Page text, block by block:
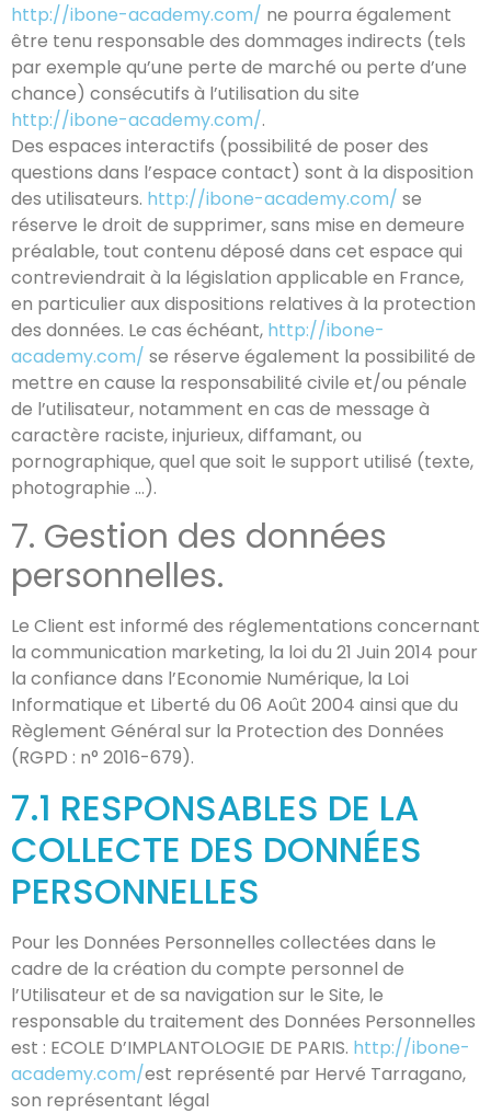
http://ibone-academy.com/ ne pourra également
être tenu responsable des dommages indirects (tels
par exemple qu’une perte de marché ou perte d’une
chance) consécutifs à l’utilisation du site
http://ibone-academy.com/.
Des espaces interactifs (possibilité de poser des
questions dans l’espace contact) sont à la disposition
des utilisateurs. http://ibone-academy.com/ se
réserve le droit de supprimer, sans mise en demeure
préalable, tout contenu déposé dans cet espace qui
contreviendrait à la législation applicable en France,
en particulier aux dispositions relatives à la protection
des données. Le cas échéant, http://ibone-
academy.com/ se réserve également la possibilité de
mettre en cause la responsabilité civile et/ou pénale
de l’utilisateur, notamment en cas de message à
caractère raciste, injurieux, diffamant, ou
pornographique, quel que soit le support utilisé (texte,
photographie …).
7. Gestion des données
personnelles.
Le Client est informé des réglementations concernant
la communication marketing, la loi du 21 Juin 2014 pour
la confiance dans l’Economie Numérique, la Loi
Informatique et Liberté du 06 Août 2004 ainsi que du
Règlement Général sur la Protection des Données
(RGPD : n° 2016-679).
7.1 RESPONSABLES DE LA
COLLECTE DES DONNÉES
PERSONNELLES
Pour les Données Personnelles collectées dans le
cadre de la création du compte personnel de
l’Utilisateur et de sa navigation sur le Site, le
responsable du traitement des Données Personnelles
est : ECOLE D’IMPLANTOLOGIE DE PARIS. http://ibone-
academy.com/est représenté par Hervé Tarragano,
son représentant légal